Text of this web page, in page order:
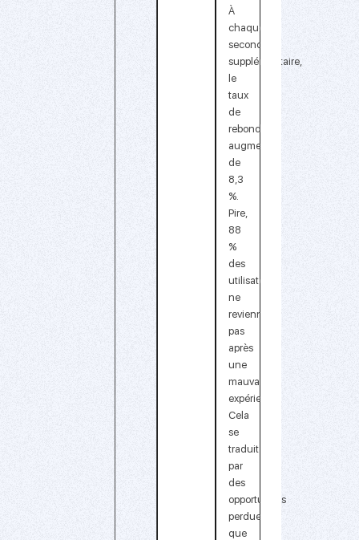
À
chaque
seconde
supplémentaire,
le
taux
de
rebond
augmente
de
8,3
%.
Pire,
88
%
des
utilisateurs
ne
reviennent
pas
après
une
mauvaise
expérience.
Cela
se
traduit
par
des
opportunités
perdues
que